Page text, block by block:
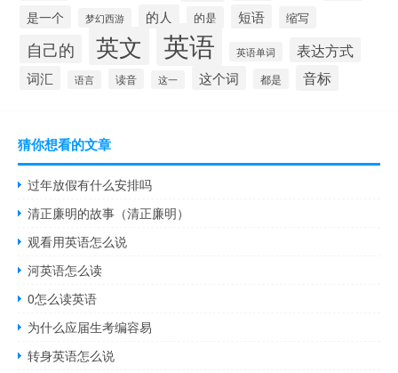
是一个 梦幻西游 的人 的是 短语 缩写
自己的 英文 英语 英语单词 表达方式
词汇 语言 读音 这一 这个词 都是 音标
猜你想看的文章
过年放假有什么安排吗
清正廉明的故事（清正廉明）
观看用英语怎么说
河英语怎么读
0怎么读英语
为什么应届生考编容易
转身英语怎么说